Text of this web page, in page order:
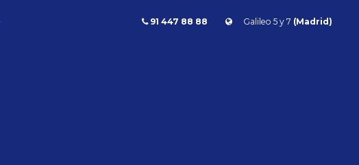
91 447 88 88 Galileo 5 y 7 (Madrid)